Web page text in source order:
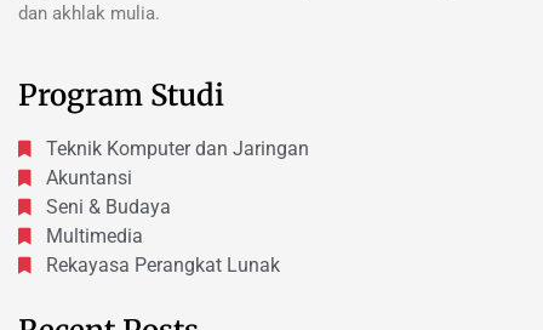
dan akhlak mulia.
Program Studi
Teknik Komputer dan Jaringan
Akuntansi
Seni & Budaya
Multimedia
Rekayasa Perangkat Lunak